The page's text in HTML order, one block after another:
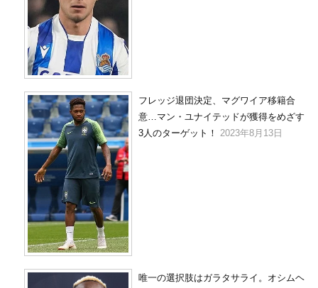
フレッジ退団決定、マグワイア移籍合
意…マン・ユナイテッドが獲得をめざす
3人のターゲット！
2023年8月13日
唯一の選択肢はガラタサライ。オシムヘ